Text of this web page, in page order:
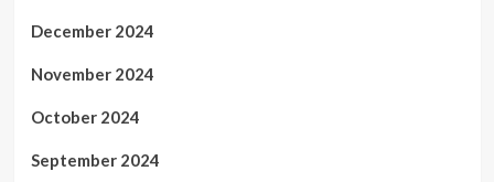
December 2024
November 2024
October 2024
September 2024